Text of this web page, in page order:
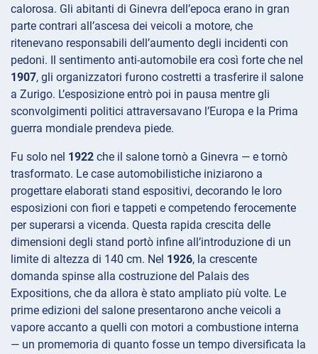
calorosa. Gli abitanti di Ginevra dell’epoca erano in gran
parte contrari all’ascesa dei veicoli a motore, che
ritenevano responsabili dell’aumento degli incidenti con
pedoni. Il sentimento anti-automobile era così forte che nel
1907, gli organizzatori furono costretti a trasferire il salone
a Zurigo. L’esposizione entrò poi in pausa mentre gli
sconvolgimenti politici attraversavano l’Europa e la Prima
guerra mondiale prendeva piede.
Fu solo nel 1922 che il salone tornò a Ginevra — e tornò
trasformato. Le case automobilistiche iniziarono a
progettare elaborati stand espositivi, decorando le loro
esposizioni con fiori e tappeti e competendo ferocemente
per superarsi a vicenda. Questa rapida crescita delle
dimensioni degli stand portò infine all’introduzione di un
limite di altezza di 140 cm. Nel 1926, la crescente
domanda spinse alla costruzione del Palais des
Expositions, che da allora è stato ampliato più volte. Le
prime edizioni del salone presentarono anche veicoli a
vapore accanto a quelli con motori a combustione interna
— un promemoria di quanto fosse un tempo diversificata la